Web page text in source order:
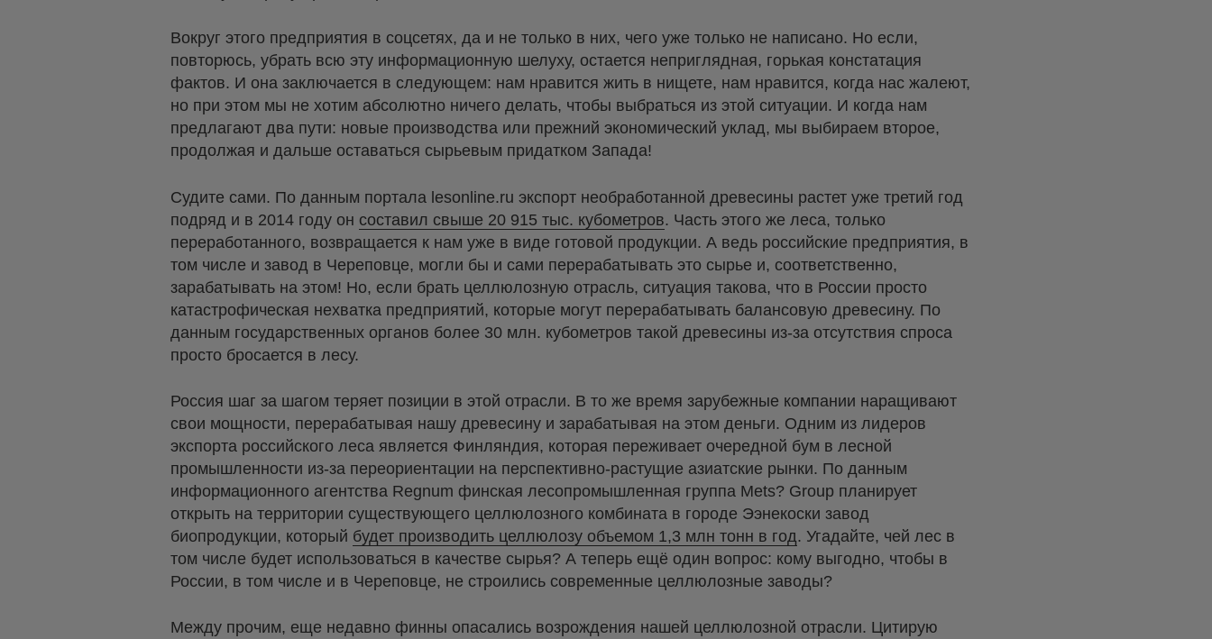
Вокруг этого предприятия в соцсетях, да и не только в них, чего уже только не написано. Но если,
повторюсь, убрать всю эту информационную шелуху, остается неприглядная, горькая констатация
фактов. И она заключается в следующем: нам нравится жить в нищете, нам нравится, когда нас жалеют,
но при этом мы не хотим абсолютно ничего делать, чтобы выбраться из этой ситуации. И когда нам
предлагают два пути: новые производства или прежний экономический уклад, мы выбираем второе,
продолжая и дальше оставаться сырьевым придатком Запада!
Судите сами. По данным портала lesonline.ru экспорт необработанной древесины растет уже третий год
подряд и в 2014 году он составил свыше 20 915 тыс. кубометров. Часть этого же леса, только
переработанного, возвращается к нам уже в виде готовой продукции. А ведь российские предприятия, в
том числе и завод в Череповце, могли бы и сами перерабатывать это сырье и, соответственно,
зарабатывать на этом! Но, если брать целлюлозную отрасль, ситуация такова, что в России просто
катастрофическая нехватка предприятий, которые могут перерабатывать балансовую древесину. По
данным государственных органов более 30 млн. кубометров такой древесины из-за отсутствия спроса
просто бросается в лесу.
Россия шаг за шагом теряет позиции в этой отрасли. В то же время зарубежные компании наращивают
свои мощности, перерабатывая нашу древесину и зарабатывая на этом деньги. Одним из лидеров
экспорта российского леса является Финляндия, которая переживает очередной бум в лесной
промышленности из-за переориентации на перспективно-растущие азиатские рынки. По данным
информационного агентства Regnum финская лесопромышленная группа Mets? Group планирует
открыть на территории существующего целлюлозного комбината в городе Ээнекоски завод
биопродукции, который будет производить целлюлозу объемом 1,3 млн тонн в год. Угадайте, чей лес в
том числе будет использоваться в качестве сырья? А теперь ещё один вопрос: кому выгодно, чтобы в
России, в том числе и в Череповце, не строились современные целлюлозные заводы?
Между прочим, еще недавно финны опасались возрождения нашей целлюлозной отрасли. Цитирую